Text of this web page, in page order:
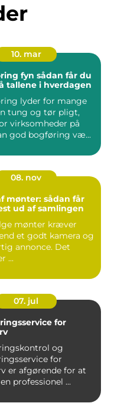
10. mar
sådan får du
tallene i hverdagen
lyder for mange
tung og tør pligt,
virksomheder på
god bogføring væ...
08. nov
mønter: sådan får
ud af samlingen
mønter kræver
et godt kamera og
annonce. Det
...
07. jul
for
og
for
er afgørende for at
professionel ...